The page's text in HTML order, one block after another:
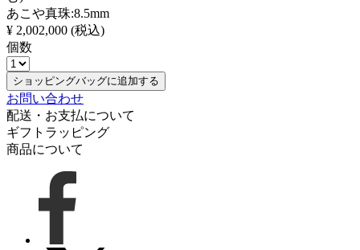
あこや真珠:8.5mm
¥ 2,002,000 (税込)
個数
ショッピングバッグに追加する
お問い合わせ
配送・お支払について
ギフトラッピング
商品について